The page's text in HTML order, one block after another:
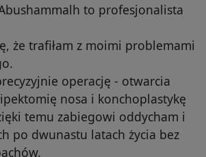
to profesjonalista
że trafiłam z moimi problemami
operację - otwarcia
nosa i konchoplastykę
temu zabiegowi oddycham i
po dwunastu latach życia bez